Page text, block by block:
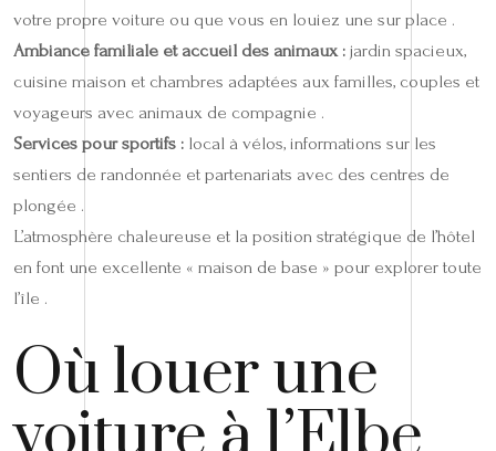
votre propre voiture ou que vous en louiez une sur place .
Ambiance familiale et accueil des animaux : jardin spacieux,
cuisine maison et chambres adaptées aux familles, couples et
voyageurs avec animaux de compagnie .
Services pour sportifs : local à vélos, informations sur les
sentiers de randonnée et partenariats avec des centres de
plongée .
L’atmosphère chaleureuse et la position stratégique de l’hôtel
en font une excellente « maison de base » pour explorer toute
l’île .
Où louer une